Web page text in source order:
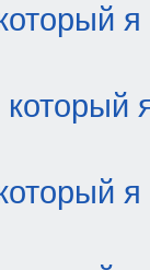
я
я